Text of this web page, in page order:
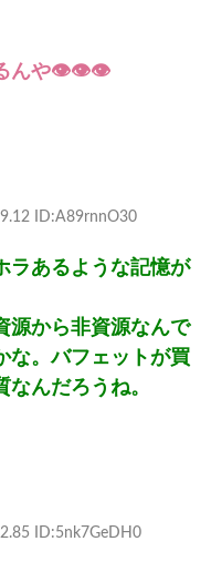
るんや👁👁👁
ID:A89rnnO30
ラあるような記憶が
源から非資源なんで
な。バフェットが買
んだろうね。
ID:5nk7GeDH0